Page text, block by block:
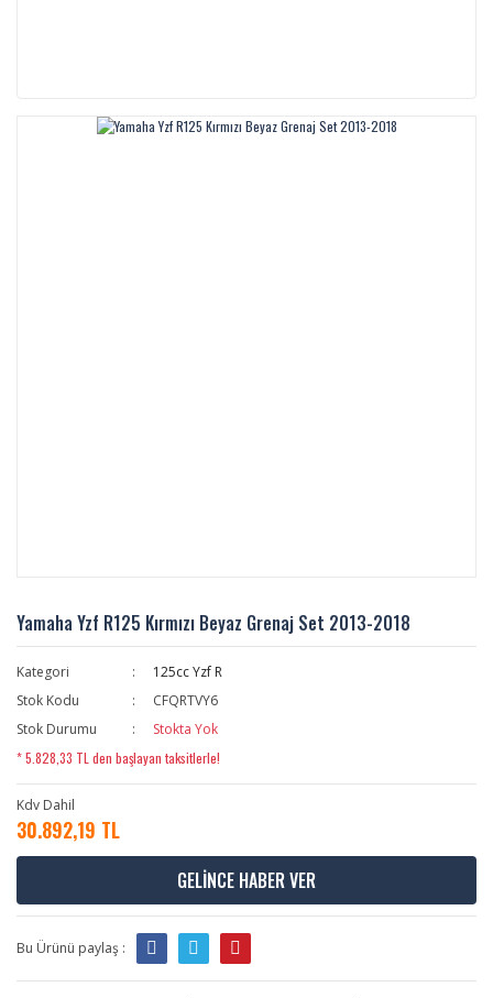
Yamaha Yzf R125 Kırmızı Beyaz Grenaj Set 2013-2018
Kategori
125cc Yzf R
Stok Kodu
CFQRTVY6
Stok Durumu
Stokta Yok
* 5.828,33 TL den başlayan taksitlerle!
Kdv Dahil
30.892,19 TL
GELİNCE HABER VER
Bu Ürünü paylaş :